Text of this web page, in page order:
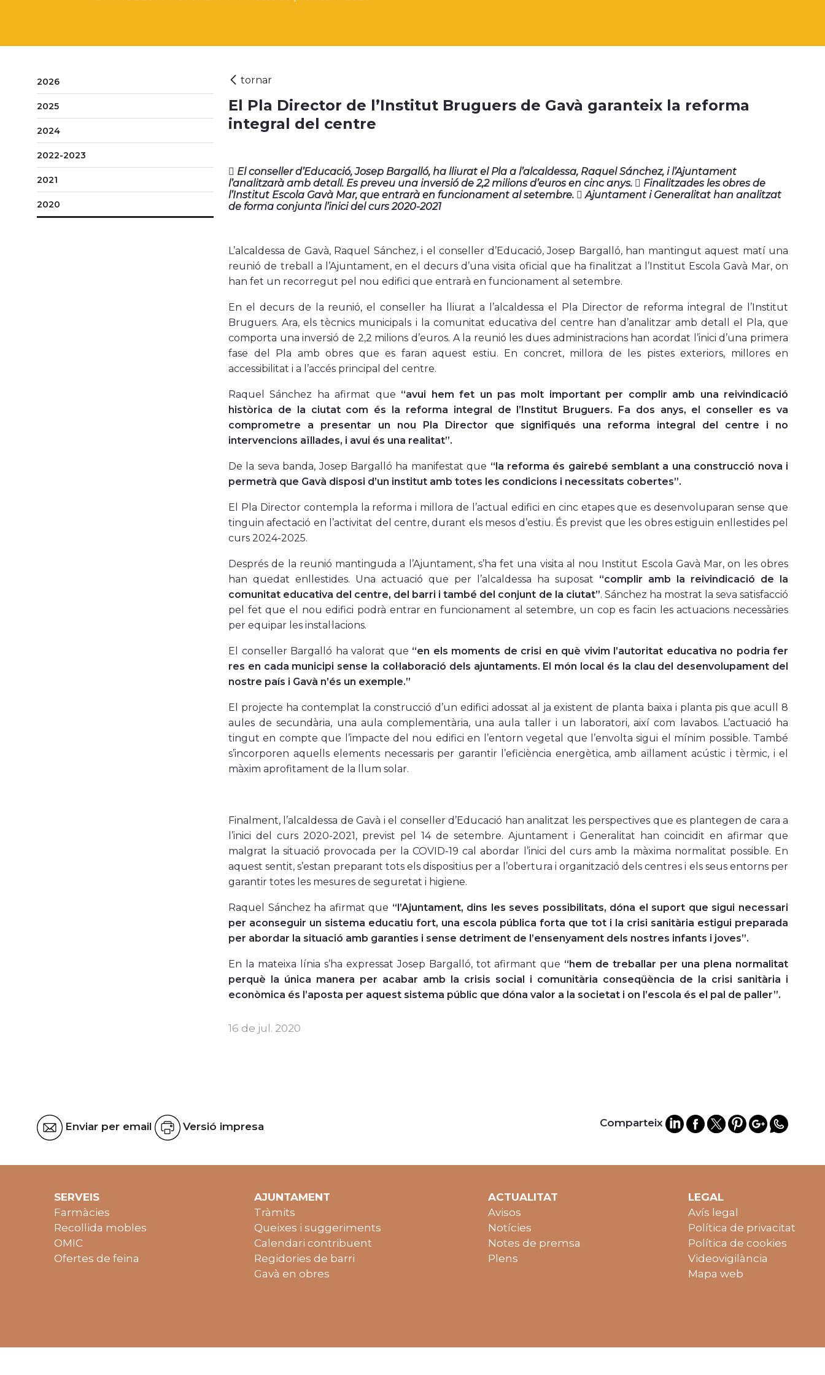
2026
2025
2024
2022-2023
2021
2020
El Pla Director de l’Institut Bruguers de Gavà garanteix la reforma
integral del centre
 El conseller d’Educació, Josep Bargalló, ha lliurat el Pla a l’alcaldessa, Raquel Sánchez, i l’Ajuntament
l’analitzarà amb detall. Es preveu una inversió de 2,2 milions d’euros en cinc anys.  Finalitzades les obres de
l’Institut Escola Gavà Mar, que entrarà en funcionament al setembre.  Ajuntament i Generalitat han analitzat
de forma conjunta l’inici del curs 2020-2021
L’alcaldessa de Gavà, Raquel Sánchez, i el conseller d’Educació, Josep Bargalló, han mantingut aquest matí una
reunió de treball a l’Ajuntament, en el decurs d’una visita oficial que ha finalitzat a l’Institut Escola Gavà Mar, on
han fet un recorregut pel nou edifici que entrarà en funcionament al setembre.
En el decurs de la reunió, el conseller ha lliurat a l’alcaldessa el Pla Director de reforma integral de l’Institut
Bruguers. Ara, els tècnics municipals i la comunitat educativa del centre han d’analitzar amb detall el Pla, que
comporta una inversió de 2,2 milions d’euros. A la reunió les dues administracions han acordat l’inici d’una primera
fase del Pla amb obres que es faran aquest estiu. En concret, millora de les pistes exteriors, millores en
accessibilitat i a l’accés principal del centre.
Raquel Sánchez ha afirmat que “avui hem fet un pas molt important per complir amb una reivindicació
històrica de la ciutat com és la reforma integral de l’Institut Bruguers. Fa dos anys, el conseller es va
comprometre a presentar un nou Pla Director que signifiqués una reforma integral del centre i no
intervencions aïllades, i avui és una realitat”.
De la seva banda, Josep Bargalló ha manifestat que “la reforma és gairebé semblant a una construcció nova i
permetrà que Gavà disposi d’un institut amb totes les condicions i necessitats cobertes”.
El Pla Director contempla la reforma i millora de l’actual edifici en cinc etapes que es desenvoluparan sense que
tinguin afectació en l’activitat del centre, durant els mesos d’estiu. És previst que les obres estiguin enllestides pel
curs 2024-2025.
Després de la reunió mantinguda a l’Ajuntament, s’ha fet una visita al nou Institut Escola Gavà Mar, on les obres
han quedat enllestides. Una actuació que per l’alcaldessa ha suposat “complir amb la reivindicació de la
comunitat educativa del centre, del barri i també del conjunt de la ciutat”. Sánchez ha mostrat la seva satisfacció
pel fet que el nou edifici podrà entrar en funcionament al setembre, un cop es facin les actuacions necessàries
per equipar les instal·lacions.
El conseller Bargalló ha valorat que “en els moments de crisi en què vivim l’autoritat educativa no podria fer
res en cada municipi sense la col·laboració dels ajuntaments. El món local és la clau del desenvolupament del
nostre país i Gavà n’és un exemple.”
El projecte ha contemplat la construcció d’un edifici adossat al ja existent de planta baixa i planta pis que acull 8
aules de secundària, una aula complementària, una aula taller i un laboratori, així com lavabos. L’actuació ha
tingut en compte que l’impacte del nou edifici en l’entorn vegetal que l’envolta sigui el mínim possible. També
s’incorporen aquells elements necessaris per garantir l’eficiència energètica, amb aïllament acústic i tèrmic, i el
màxim aprofitament de la llum solar.
Finalment, l’alcaldessa de Gavà i el conseller d’Educació han analitzat les perspectives que es plantegen de cara a
l’inici del curs 2020-2021, previst pel 14 de setembre. Ajuntament i Generalitat han coincidit en afirmar que
malgrat la situació provocada per la COVID-19 cal abordar l’inici del curs amb la màxima normalitat possible. En
aquest sentit, s’estan preparant tots els dispositius per a l’obertura i organització dels centres i els seus entorns per
garantir totes les mesures de seguretat i higiene.
Raquel Sánchez ha afirmat que “l’Ajuntament, dins les seves possibilitats, dóna el suport que sigui necessari
per aconseguir un sistema educatiu fort, una escola pública forta que tot i la crisi sanitària estigui preparada
per abordar la situació amb garanties i sense detriment de l’ensenyament dels nostres infants i joves”.
En la mateixa línia s’ha expressat Josep Bargalló, tot afirmant que “hem de treballar per una plena normalitat
perquè la única manera per acabar amb la crisis social i comunitària conseqüència de la crisi sanitària i
econòmica és l’aposta per aquest sistema públic que dóna valor a la societat i on l’escola és el pal de paller”.
16 de jul. 2020
Enviar per email Versió impresa Comparteix
SERVEIS
Farmàcies
Recollida mobles
OMIC
Ofertes de feina
AJUNTAMENT
Tràmits
Queixes i suggeriments
Calendari contribuent
Regidories de barri
Gavà en obres
ACTUALITAT
Avisos
Notícies
Notes de premsa
Plens
LEGAL
Avís legal
Política de privacitat
Política de cookies
Videovigilància
Mapa web